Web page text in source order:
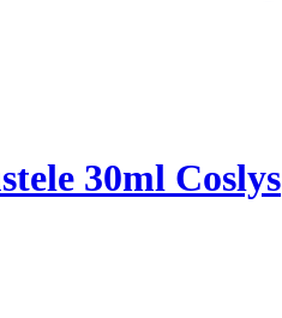
30ml Coslys